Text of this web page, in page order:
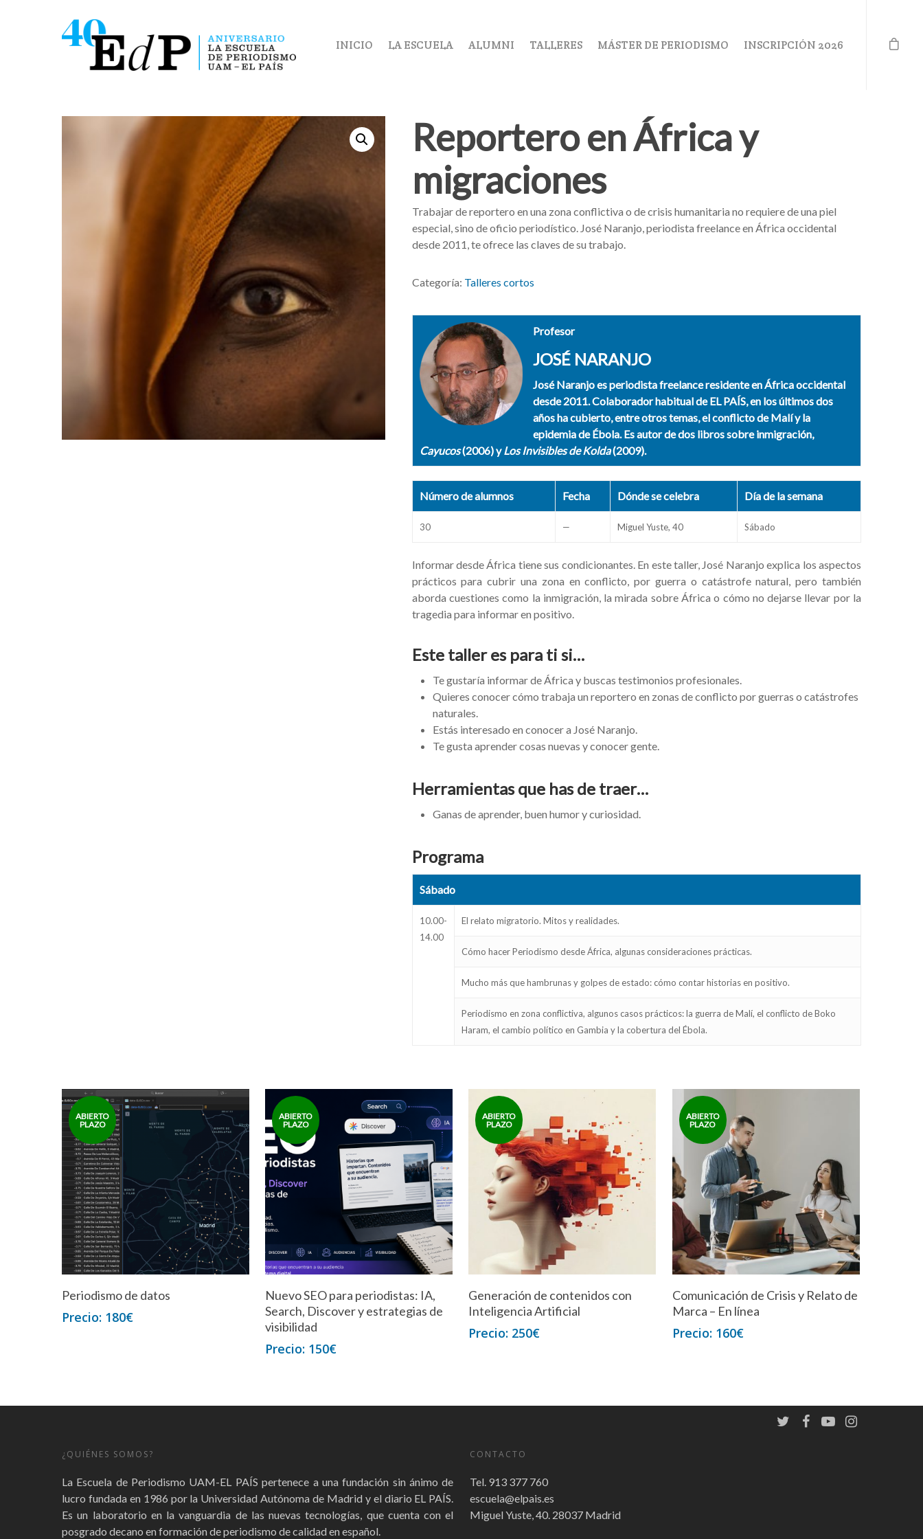
INICIO LA ESCUELA ALUMNI TALLERES MÁSTER DE PERIODISMO INSCRIPCIÓN 2026
Reportero en África y
migraciones
Trabajar de reportero en una zona conflictiva o de crisis humanitaria no requiere de una piel
especial, sino de oficio periodístico. José Naranjo, periodista freelance en África occidental
desde 2011, te ofrece las claves de su trabajo.
Categoría: Talleres cortos
Profesor
JOSÉ NARANJO
José Naranjo es periodista freelance residente en África occidental
desde 2011. Colaborador habitual de EL PAÍS, en los últimos dos
años ha cubierto, entre otros temas, el conflicto de Malí y la
epidemia de Ébola. Es autor de dos libros sobre inmigración,
Cayucos(2006) yLos Invisibles de Kolda(2009).
Número de alumnos Fecha Dónde se celebra Día de la semana
30 — Miguel Yuste, 40 Sábado
Informar desde África tiene sus condicionantes. En este taller, José Naranjo explica los aspectos
prácticos para cubrir una zona en conflicto, por guerra o catástrofe natural, pero también
aborda cuestiones como la inmigración, la mirada sobre África o cómo no dejarse llevar por la
tragedia para informar en positivo.
Este taller es para ti si…
Te gustaría informar de África y buscas testimonios profesionales.
Quieres conocer cómo trabaja un reportero en zonas de conflicto por guerras o catástrofes
naturales.
Estás interesado en conocer a José Naranjo.
Te gusta aprender cosas nuevas y conocer gente.
Herramientas que has de traer…
Ganas de aprender, buen humor y curiosidad.
Programa
Sábado
10.00-
14.00
El relato migratorio. Mitos y realidades.
Cómo hacer Periodismo desde África, algunas consideraciones prácticas.
Mucho más que hambrunas y golpes de estado: cómo contar historias en positivo.
Periodismo en zona conflictiva, algunos casos prácticos: la guerra de Malí, el conflicto de Boko
Haram, el cambio político en Gambia y la cobertura del Ébola.
Periodismo de datos
180€
Nuevo SEO para periodistas: IA,
Search, Discover y estrategias de
visibilidad
150€
Generación de contenidos con
Inteligencia Artificial
250€
Comunicación de Crisis y Relato de
Marca – En línea
160€
¿QUIÉNES SOMOS?
La Escuela de Periodismo UAM-EL PAÍS pertenece a una fundación sin ánimo de
lucro fundada en 1986 por la Universidad Autónoma de Madrid y el diario EL PAÍS.
Es un laboratorio en la vanguardia de las nuevas tecnologías, que cuenta con el
posgrado decano en formación de periodismo de calidad en español.
CONTACTO
Tel. 913 377 760
escuela@elpais.es
Miguel Yuste, 40. 28037 Madrid